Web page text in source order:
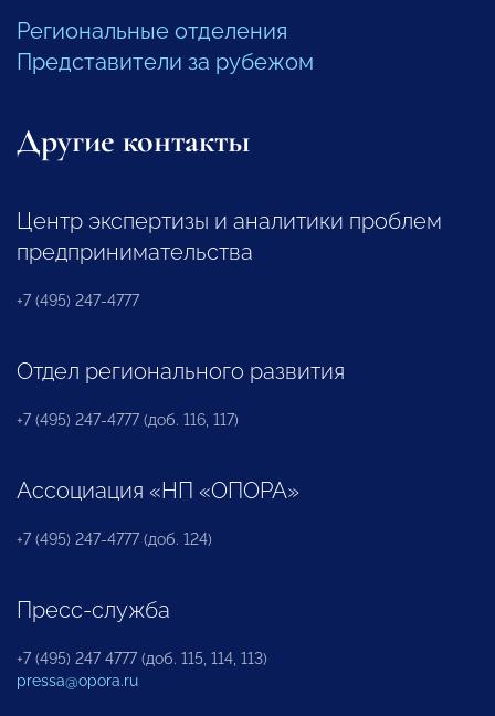
Региональные отделения
Представители за рубежом
Другие контакты
Центр экспертизы и аналитики проблем
предпринимательства
+7 (495) 247-4777
Отдел регионального развития
+7 (495) 247-4777 (доб. 116, 117)
Ассоциация «НП «ОПОРА»
+7 (495) 247-4777 (доб. 124)
Пресс-служба
+7 (495) 247 4777 (доб. 115, 114, 113)
pressa@opora.ru